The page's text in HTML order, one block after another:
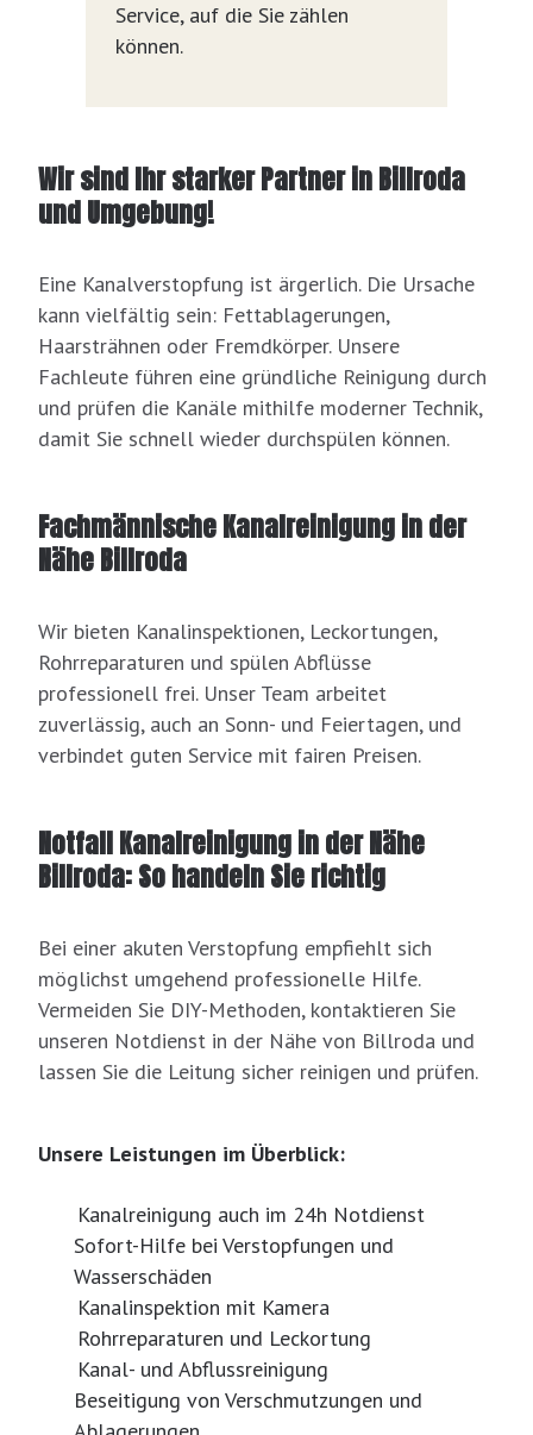
Service, auf die Sie zählen
können.
Wir sind Ihr starker Partner in Billroda
und Umgebung!
Eine Kanalverstopfung ist ärgerlich. Die Ursache
kann vielfältig sein: Fettablagerungen,
Haarsträhnen oder Fremdkörper. Unsere
Fachleute führen eine gründliche Reinigung durch
und prüfen die Kanäle mithilfe moderner Technik,
damit Sie schnell wieder durchspülen können.
Fachmännische Kanalreinigung in der
Nähe Billroda
Wir bieten Kanalinspektionen, Leckortungen,
Rohrreparaturen und spülen Abflüsse
professionell frei. Unser Team arbeitet
zuverlässig, auch an Sonn- und Feiertagen, und
verbindet guten Service mit fairen Preisen.
Notfall Kanalreinigung in der Nähe
Billroda: So handeln Sie richtig
Bei einer akuten Verstopfung empfiehlt sich
möglichst umgehend professionelle Hilfe.
Vermeiden Sie DIY-Methoden, kontaktieren Sie
unseren Notdienst in der Nähe von Billroda und
lassen Sie die Leitung sicher reinigen und prüfen.
Unsere Leistungen im Überblick:
Kanalreinigung auch im 24h Notdienst
Sofort-Hilfe bei Verstopfungen und
Wasserschäden
Kanalinspektion mit Kamera
Rohrreparaturen und Leckortung
Kanal- und Abflussreinigung
Beseitigung von Verschmutzungen und